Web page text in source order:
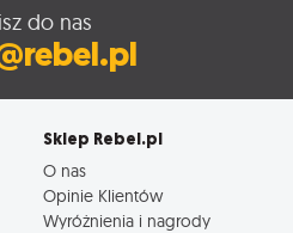
do nas
Sklep Rebel.pl
O nas
Opinie Klientów
Wyróżnienia i nagrody